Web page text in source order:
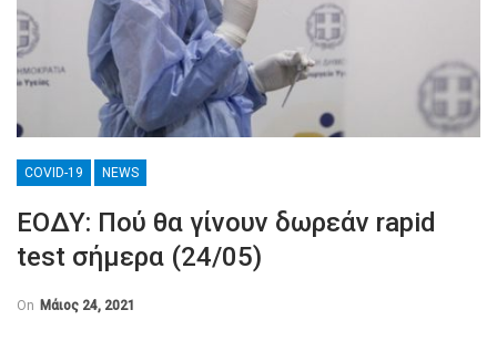
COVID-19 NEWS
ΕΟΔΥ: Πού θα γίνουν δωρεάν rapid
test σήμερα (24/05)
On Μάιος 24, 2021